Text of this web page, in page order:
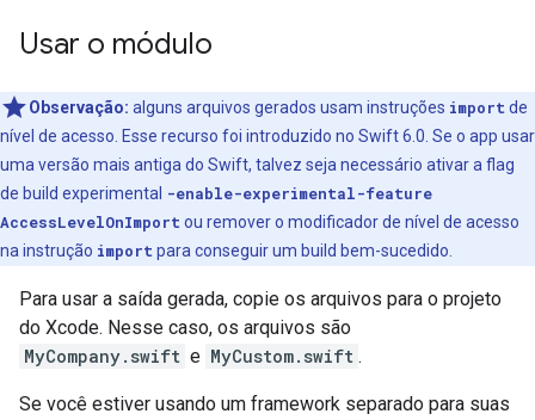
Usar o módulo
Observação: alguns arquivos gerados usam instruções import de
nível de acesso. Esse recurso foi introduzido no Swift 6.0. Se o app usar
uma versão mais antiga do Swift, talvez seja necessário ativar a flag
de build experimental -enable-experimental-feature
AccessLevelOnImport ou remover o modificador de nível de acesso
na instrução import para conseguir um build bem-sucedido.
Para usar a saída gerada, copie os arquivos para o projeto
do Xcode. Nesse caso, os arquivos são
MyCompany.swift e MyCustom.swift .
Se você estiver usando um framework separado para suas